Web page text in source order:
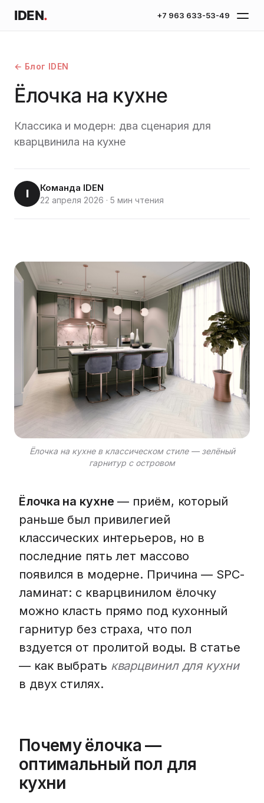
IDEN. +7 963 633-53-49
← Блог IDEN
Ёлочка на кухне
Классика и модерн: два сценария для
кварцвинила на кухне
I Команда IDEN
22 апреля 2026 · 5 мин чтения
Ёлочка на кухне в классическом стиле — зелёный
гарнитур с островом
Ёлочка на кухне — приём, который
раньше был привилегией
классических интерьеров, но в
последние пять лет массово
появился в модерне. Причина — SPC-
ламинат: с кварцвинилом ёлочку
можно класть прямо под кухонный
гарнитур без страха, что пол
вздуется от пролитой воды. В статье
— как выбрать кварцвинил для кухни
в двух стилях.
Почему ёлочка —
оптимальный пол для
кухни